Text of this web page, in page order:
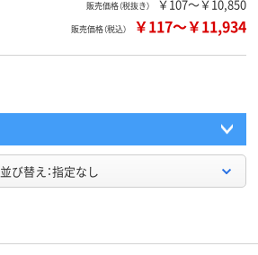
販売価格（税抜き） ￥107～￥10,850
販売価格（税込） ￥117～￥11,934
並び替え：指定なし